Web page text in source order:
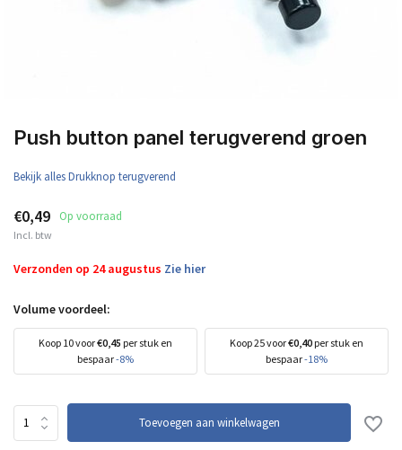
Push button panel terugverend groen
Bekijk alles Drukknop terugverend
€0,49 Op voorraad
Incl. btw
Verzonden op 24 augustus Zie hier
Volume voordeel:
Koop 10 voor€0,45 per stuk en
bespaar-8%
Koop 25 voor€0,40 per stuk en
bespaar-18%
Toevoegen aan winkelwagen